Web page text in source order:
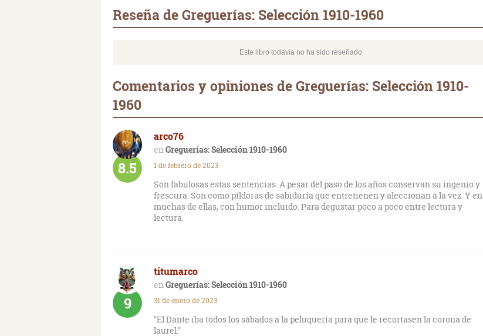
Reseña de Greguerías: Selección 1910-1960
Este libro todavía no ha sido reseñado
Comentarios y opiniones de Greguerías: Selección 1910-
1960
arco76
Greguerías: Selección 1910-1960
8.5 1 de febrero de 2023
Son fabulosas estas sentencias. A pesar del paso de los años conservan su ingenio y
frescura. Son como píldoras de sabiduría que entretienen y aleccionan a la vez. Y en
muchas de ellas, con humor incluido. Para degustar poco a poco entre lectura y
lectura.
titumarco
Greguerías: Selección 1910-1960
9 31 de enero de 2023
"El Dante iba todos los sábados a la peluquería para que le recortasen la corona de
laurel."